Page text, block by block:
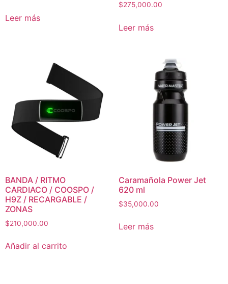
Leer más
$275,000.00
Leer más
BANDA / RITMO
CARDIACO / COOSPO /
H9Z / RECARGABLE /
ZONAS
$210,000.00
Añadir al carrito
Caramañola Power Jet
620 ml
$35,000.00
Leer más